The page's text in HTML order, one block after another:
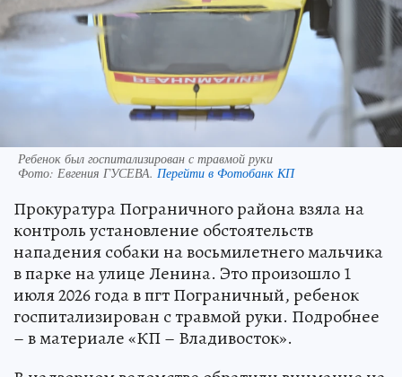
Ребенок был госпитализирован с травмой руки
Фото: Евгения ГУСЕВА. Перейти в Фотобанк КП
Прокуратура Пограничного района взяла на
контроль установление обстоятельств
нападения собаки на восьмилетнего мальчика
в парке на улице Ленина. Это произошло 1
июля 2026 года в пгт Пограничный, ребенок
госпитализирован с травмой руки. Подробнее
– в материале «КП – Владивосток».